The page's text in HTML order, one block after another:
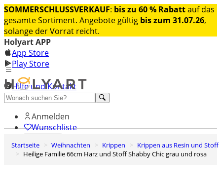
SOMMERSCHLUSSVERKAUF: bis zu 60 % Rabattauf das
gesamte Sortiment. Angebote gültig bis zum 31.07.26,
solange der Vorrat reicht.
Holyart APP
App Store
Play Store
Hilfe und Kontakt
Entdecken Sie Premium
Anmelden
Wunschliste
0
Warenkorb
Startseite Weihnachten Krippen
Krippen aus Resin und Stoff
Heilige Familie 66cm Harz und Stoff Shabby Chic grau und rosa